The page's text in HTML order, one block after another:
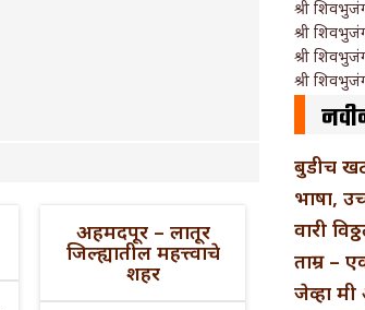
अहमदपूर – लातूर
जिल्ह्यातील महत्त्वाचे
शहर
श्री
श्री
श्री
श्री
बुडीच
भाषा,
वारी
ताम्र –
जेव्हा